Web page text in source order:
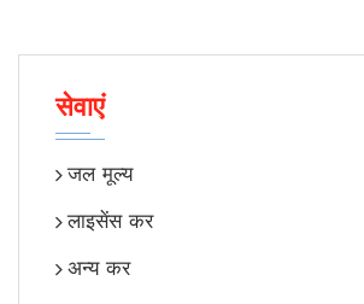
सेवाएं
जल मूल्य
लाइसेंस कर
अन्य कर